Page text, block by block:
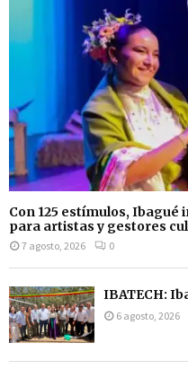
Con 125 estímulos,
para artistas y gestores
7 agosto, 2026 0
IBATECH:
6 agosto, 2026